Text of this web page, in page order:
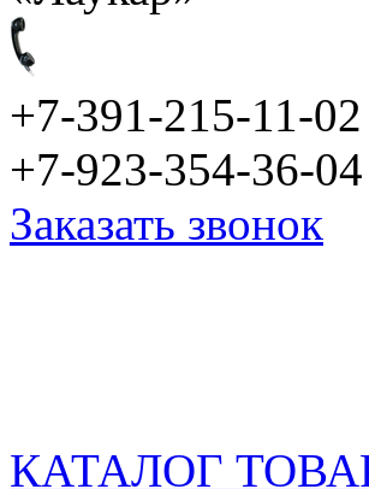
+7-391-215-11-02
+7-923-354-36-04
Заказать звонок
КАТАЛОГ